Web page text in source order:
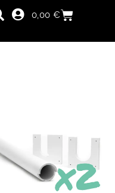
0,00€